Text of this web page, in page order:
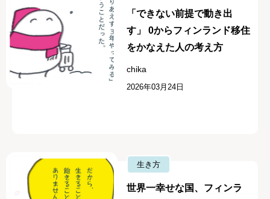
「できない前提で動き出
す」 0からフィンランド移住
をかなえた人の考え方
chika
2026年03月24日
生き方
世界一幸せな国、フィンラ